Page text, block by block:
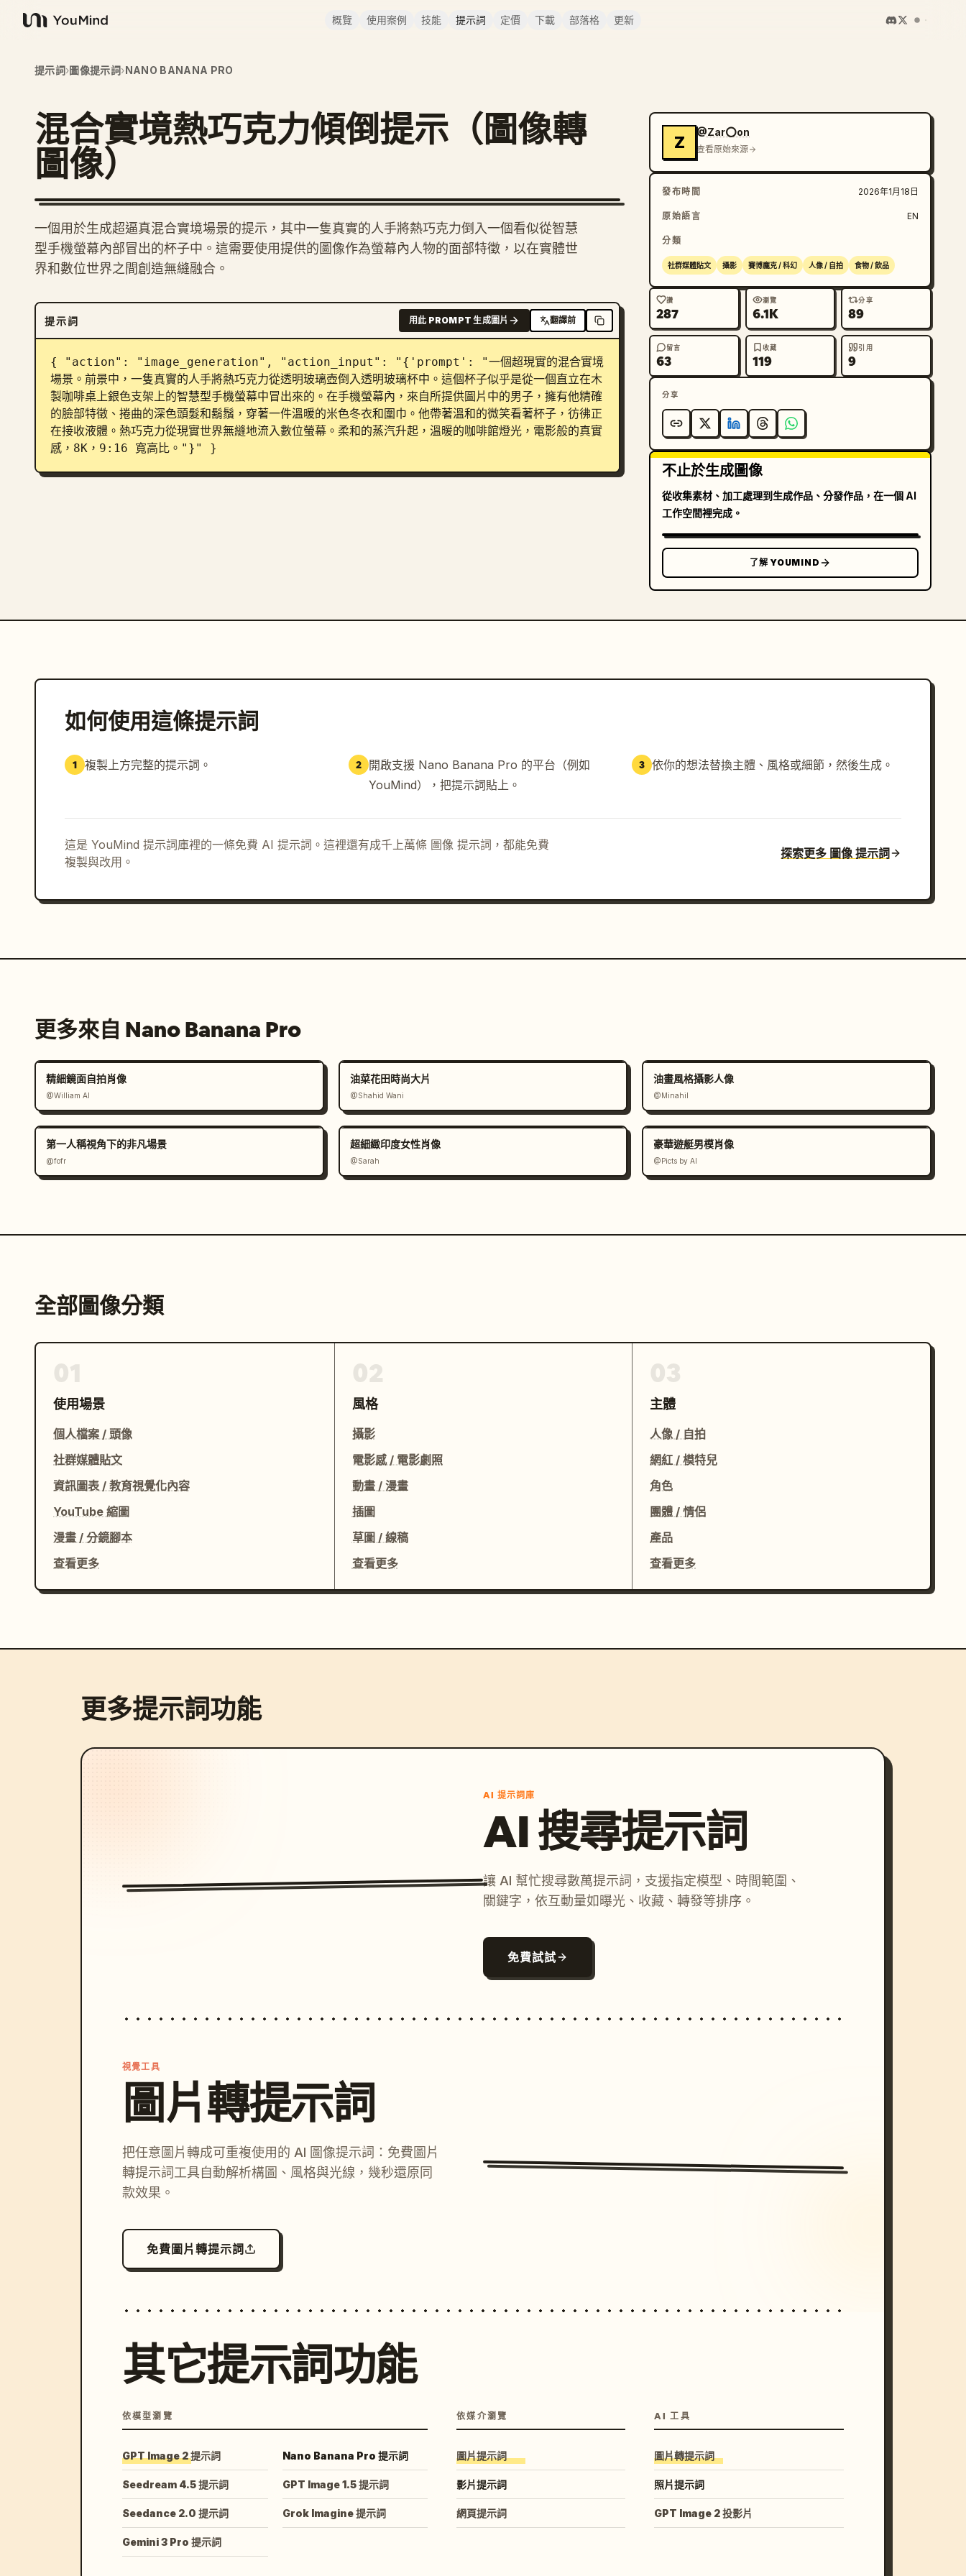
YouMind
概覽 使用案例 技能 提示詞 定價 下載 部落格 更新
提示詞›圖像提示詞›NANO BANANA PRO
混合實境熱巧克力傾倒提示（圖像轉
圖像）
一個用於生成超逼真混合實境場景的提示，其中一隻真實的人手將熱巧克力倒入一個看似從智慧
型手機螢幕內部冒出的杯子中。這需要使用提供的圖像作為螢幕內人物的面部特徵，以在實體世
界和數位世界之間創造無縫融合。
提示詞 用此 PROMPT 生成圖片 翻譯前
{ "action": "image_generation", "action_input": "{'prompt': "一個超現實的混合實境
場景。前景中，一隻真實的人手將熱巧克力從透明玻璃壺倒入透明玻璃杯中。這個杯子似乎是從一個直立在木
製咖啡桌上銀色支架上的智慧型手機螢幕中冒出來的。在手機螢幕內，來自所提供圖片中的男子，擁有他精確
的臉部特徵、捲曲的深色頭髮和鬍鬚，穿著一件溫暖的米色冬衣和圍巾。他帶著溫和的微笑看著杯子，彷彿正
在接收液體。熱巧克力從現實世界無縫地流入數位螢幕。柔和的蒸汽升起，溫暖的咖啡館燈光，電影般的真實
感，8K，9:16 寬高比。"}" }
Z
@Zar⭕on
查看原始來源
發布時間 2026年1月18日
原始語言 EN
分類
社群媒體貼文 攝影 賽博龐克 / 科幻 人像 / 自拍 食物 / 飲品
讚
287
瀏覽
6.1K
分享
89
留言
63
收藏
119
引用
9
分享
不止於生成圖像
從收集素材、加工處理到生成作品、分發作品，在一個 AI
工作空間裡完成。
了解 YOUMIND
如何使用這條提示詞
1 複製上方完整的提示詞。 2 開啟支援 Nano Banana Pro 的平台（例如
YouMind），把提示詞貼上。
3 依你的想法替換主體、風格或細節，然後生成。
這是 YouMind 提示詞庫裡的一條免費 AI 提示詞。這裡還有成千上萬條 圖像 提示詞，都能免費
複製與改用。
探索更多 圖像 提示詞
更多來自 Nano Banana Pro
精細鏡面自拍肖像
@William AI
油菜花田時尚大片
@Shahid Wani
油畫風格攝影人像
@Minahil
第一人稱視角下的非凡場景
@fofr
超細緻印度女性肖像
@Sarah
豪華遊艇男模肖像
@Picts by AI
全部圖像分類
使用場景
個人檔案 / 頭像
社群媒體貼文
資訊圖表 / 教育視覺化內容
YouTube 縮圖
漫畫 / 分鏡腳本
查看更多
風格
攝影
電影感 / 電影劇照
動畫 / 漫畫
插圖
草圖 / 線稿
查看更多
主體
人像 / 自拍
網紅 / 模特兒
角色
團體 / 情侶
產品
查看更多
更多提示詞功能
AI 提示詞庫
AI 搜尋提示詞
讓 AI 幫忙搜尋數萬提示詞，支援指定模型、時間範圍、
關鍵字，依互動量如曝光、收藏、轉發等排序。
免費試試
視覺工具
圖片轉提示詞
把任意圖片轉成可重複使用的 AI 圖像提示詞：免費圖片
轉提示詞工具自動解析構圖、風格與光線，幾秒還原同
款效果。
免費圖片轉提示詞
其它提示詞功能
依模型瀏覽
GPT Image 2 提示詞 Nano Banana Pro 提示詞
Seedream 4.5 提示詞 GPT Image 1.5 提示詞
Seedance 2.0 提示詞 Grok Imagine 提示詞
Gemini 3 Pro 提示詞
依媒介瀏覽
圖片提示詞
影片提示詞
網頁提示詞
AI 工具
圖片轉提示詞
照片提示詞
GPT Image 2 投影片